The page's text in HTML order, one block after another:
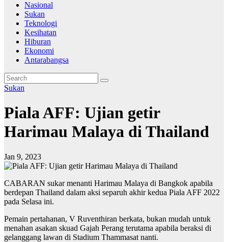
Nasional
Sukan
Teknologi
Kesihatan
Hiburan
Ekonomi
Antarabangsa
Sukan
Piala AFF: Ujian getir
Harimau Malaya di Thailand
Jan 9, 2023
CABARAN sukar menanti Harimau Malaya di Bangkok apabila
berdepan Thailand dalam aksi separuh akhir kedua Piala AFF 2022
pada Selasa ini.
Pemain pertahanan, V Ruventhiran berkata, bukan mudah untuk
menahan asakan skuad Gajah Perang terutama apabila beraksi di
gelanggang lawan di Stadium Thammasat nanti.